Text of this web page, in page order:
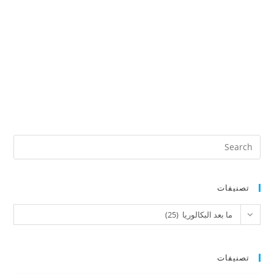
تصنيفات
تصنيفات ما بعد البكالوريا (25)
تصنيفات